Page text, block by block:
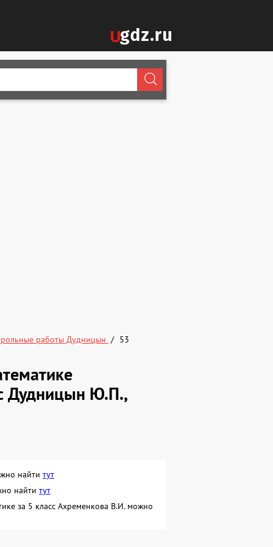
работы Дудницын 53
Дудницын Ю.П.,
найти тут
найти тут
за 5 класс Ахременкова В.И. можно